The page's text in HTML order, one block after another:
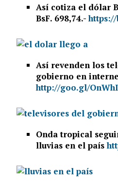
Así cotiza el dólar
BsF. 698,74.-
Así revenden los
gobierno en
http://goo.gl/
Onda tropical
lluvias en el país